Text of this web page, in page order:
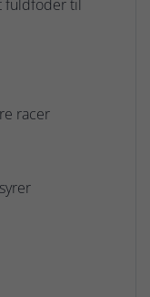
fuldfoder til
racer